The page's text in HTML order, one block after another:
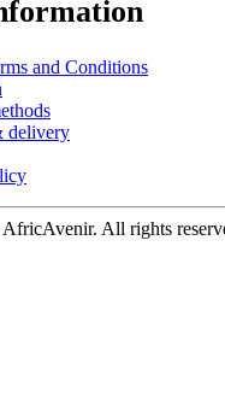
and Conditions
delivery
All rights